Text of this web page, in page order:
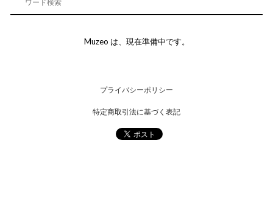
Muzeo は、現在準備中です。
プライバシーポリシー
特定商取引法に基づく表記